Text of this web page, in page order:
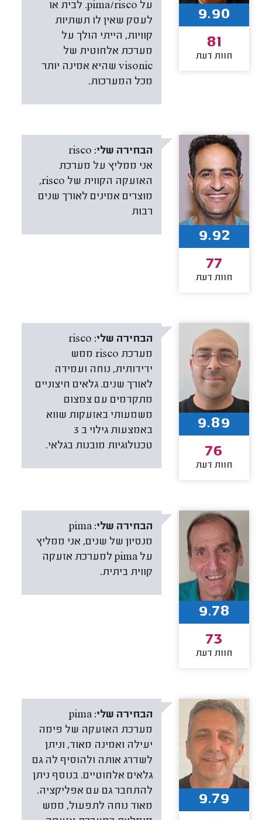
על pima/risco. לבית או
לעסק שאין לו תשתיות
קוויות, הייתי הולך על
מערכת אלחוטית של
visonic שהיא אמינה יותר
מכל המערכות.
9.90
81
חוות דעת
הבחירה שלי: risco
אני ממליץ על מערכת
האזעקה הקווית של risco,
מוצרים אמינים לאורך שנים
רבות
9.92
77
חוות דעת
הבחירה שלי: risco
מערכת risco ממש
ידידותית, נוחה ועמידה
לאורך שנים. גלאים חיצוניים
מתקדמים עם צמצום
משמעותי באזעקות שווא
באמצעות גילוי ב 3
טכנולוגיות מובנות בגלאי.
9.89
76
חוות דעת
הבחירה שלי: pima
מנסיון של שנים, אני ממליץ
על pima למערכת אזעקה
קווית ביתית.
9.78
73
חוות דעת
הבחירה שלי: pima
מערכת האזעקה של פימה
יעילה ואמינה מאוד, וניתן
לשדרג אותה ולהוסיף לה גם
גלאים אלחוטיים. בנוסף ניתן
להתחבר גם עם אפליקציה.
מאוד נוחה לתפעול, ממש
9.79